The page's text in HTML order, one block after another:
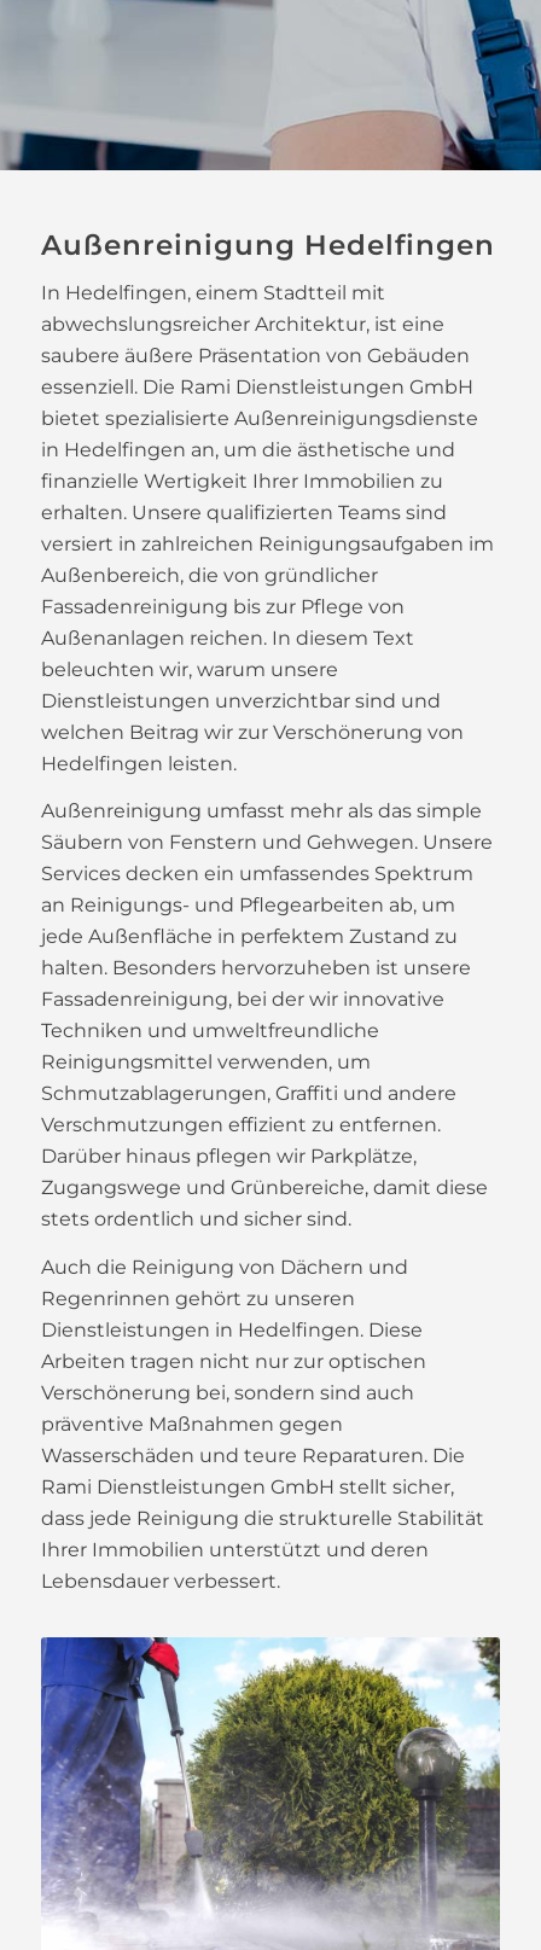
Außenreinigung Hedelfingen
In Hedelfingen, einem Stadtteil mit
abwechslungsreicher Architektur, ist eine
saubere äußere Präsentation von Gebäuden
essenziell. Die Rami Dienstleistungen GmbH
bietet spezialisierte Außenreinigungsdienste
in Hedelfingen an, um die ästhetische und
finanzielle Wertigkeit Ihrer Immobilien zu
erhalten. Unsere qualifizierten Teams sind
versiert in zahlreichen Reinigungsaufgaben im
Außenbereich, die von gründlicher
Fassadenreinigung bis zur Pflege von
Außenanlagen reichen. In diesem Text
beleuchten wir, warum unsere
Dienstleistungen unverzichtbar sind und
welchen Beitrag wir zur Verschönerung von
Hedelfingen leisten.
Außenreinigung umfasst mehr als das simple
Säubern von Fenstern und Gehwegen. Unsere
Services decken ein umfassendes Spektrum
an Reinigungs- und Pflegearbeiten ab, um
jede Außenfläche in perfektem Zustand zu
halten. Besonders hervorzuheben ist unsere
Fassadenreinigung, bei der wir innovative
Techniken und umweltfreundliche
Reinigungsmittel verwenden, um
Schmutzablagerungen, Graffiti und andere
Verschmutzungen effizient zu entfernen.
Darüber hinaus pflegen wir Parkplätze,
Zugangswege und Grünbereiche, damit diese
stets ordentlich und sicher sind.
Auch die Reinigung von Dächern und
Regenrinnen gehört zu unseren
Dienstleistungen in Hedelfingen. Diese
Arbeiten tragen nicht nur zur optischen
Verschönerung bei, sondern sind auch
präventive Maßnahmen gegen
Wasserschäden und teure Reparaturen. Die
Rami Dienstleistungen GmbH stellt sicher,
dass jede Reinigung die strukturelle Stabilität
Ihrer Immobilien unterstützt und deren
Lebensdauer verbessert.